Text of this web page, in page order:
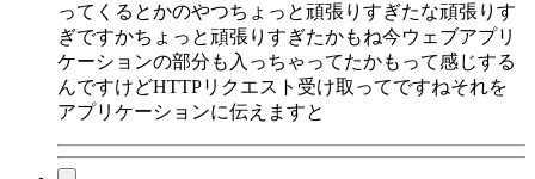
ってくるとかのやつちょっと頑張りすぎたな頑張りす
ぎですかちょっと頑張りすぎたかもね今ウェブアプリ
ケーションの部分も入っちゃってたかもって感じする
んですけどHTTPリクエスト受け取ってですねそれを
アプリケーションに伝えますと